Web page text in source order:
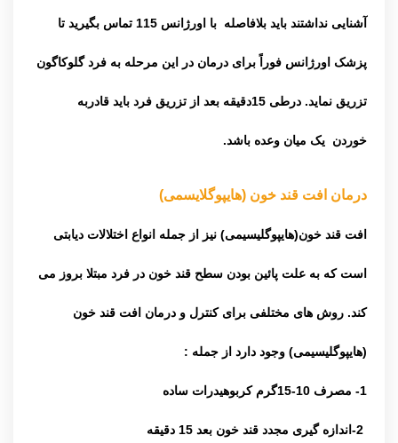
آشنایی نداشتند باید بلافاصله با اورژانس 115 تماس بگیرید تا
پزشک اورژانس فوراً برای درمان در این مرحله به فرد گلوکاگون
تزریق نماید. درطی 15دقیقه بعد از تزریق فرد باید قادربه
خوردن یک میان وعده باشد.
درمان افت قند خون (هایپوگلایسمی)
افت قند خون(هایپوگلیسیمی) نیز از جمله انواع اختلالات دیابتی
است که به علت پائین بودن سطح قند خون در فرد مبتلا بروز می
کند. روش های مختلفی برای کنترل و درمان افت قند خون
(هایپوگلیسیمی) وجود دارد از جمله :
1- مصرف 10-15گرم کربوهیدرات ساده